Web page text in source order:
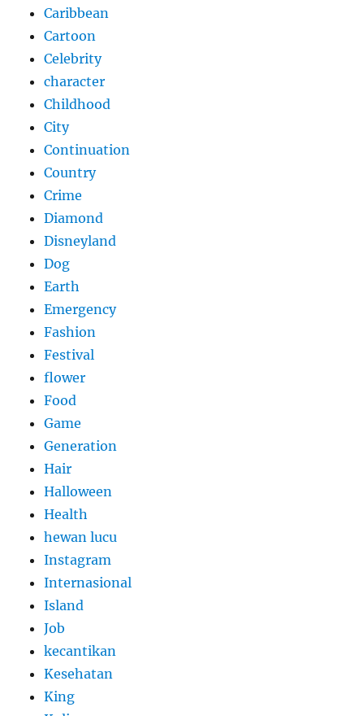
Caribbean
Cartoon
Celebrity
character
Childhood
City
Continuation
Country
Crime
Diamond
Disneyland
Dog
Earth
Emergency
Fashion
Festival
flower
Food
Game
Generation
Hair
Halloween
Health
hewan lucu
Instagram
Internasional
Island
Job
kecantikan
Kesehatan
King